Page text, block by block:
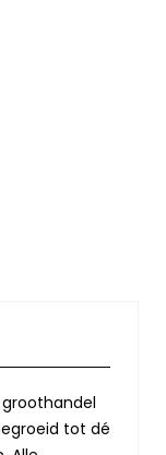
groothandel
tot dé